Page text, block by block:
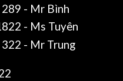
- Mr Bình
- Ms Tuyên
- Mr Trung